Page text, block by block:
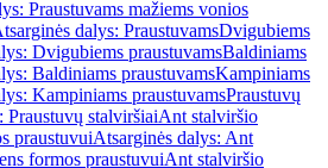
Praustuvams mažiems vonios
dalys: PraustuvamsDvigubiems
Dvigubiems praustuvamsBaldiniams
Baldiniams praustuvamsKampiniams
Kampiniams praustuvamsPraustuvų
Praustuvų stalviršiaiAnt stalviršio
praustuvuiAtsarginės dalys: Ant
formos praustuvuiAnt stalviršio